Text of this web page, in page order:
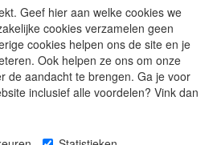
Geef hier aan welke cookies we
cookies verzamelen geen
cookies helpen ons de site en je
Ook helpen ze ons om onze
de aandacht te brengen. Ga je voor
inclusief alle voordelen? Vink dan